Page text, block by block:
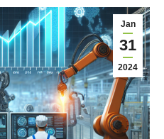
Jan
31
2024